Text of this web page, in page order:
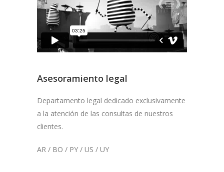
Asesoramiento legal
Departamento legal dedicado exclusivamente
a la atención de las consultas de nuestros
clientes.
AR / BO / PY / US / UY